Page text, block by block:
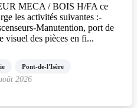
MECA / BOIS H/FA ce
les activités suivantes :-
Manutention, port de
visuel des pièces en fi...
Pont-de-l'Isère
2026